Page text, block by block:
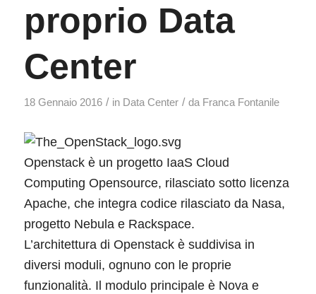
proprio Data
Center
18 Gennaio 2016 / in Data Center / da Franca Fontanile
Openstack è un progetto IaaS Cloud
Computing Opensource, rilasciato sotto licenza
Apache, che integra codice rilasciato da Nasa,
progetto Nebula e Rackspace.
L’architettura di Openstack è suddivisa in
diversi moduli, ognuno con le proprie
funzionalità. Il modulo principale è Nova e